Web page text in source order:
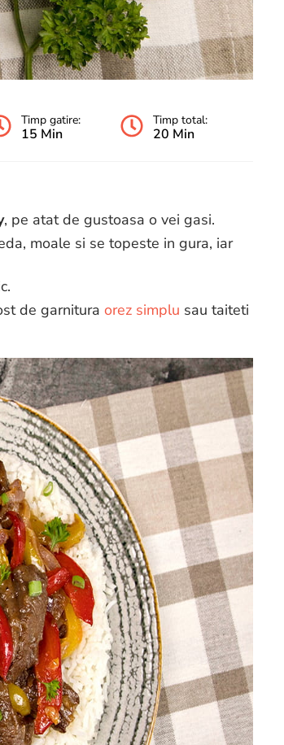
Timp gatire:
15 Min
Timp total:
20 Min
, pe atat de gustoasa o vei gasi.
moale si se topeste in gura, iar
de garnitura orez simplu sau taiteti